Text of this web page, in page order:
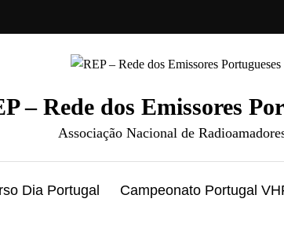
– Rede dos Emissores
Associação Nacional de
Dia Portugal Campeonato Portugal